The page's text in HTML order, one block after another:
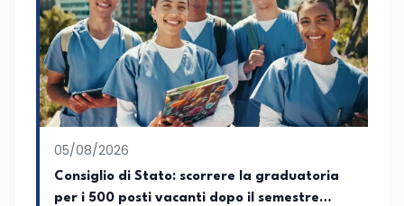
05/08/2026
Consiglio di Stato: scorrere la graduatoria
per i 500 posti vacanti dopo il semestre